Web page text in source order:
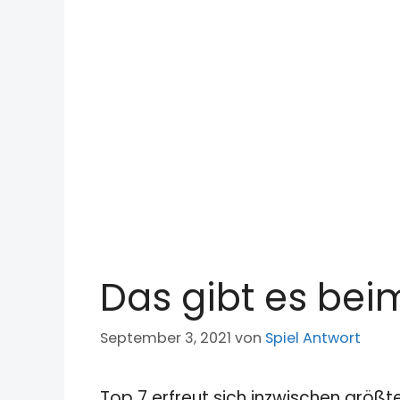
Das gibt es
September 3, 2021 von Spiel Antwort